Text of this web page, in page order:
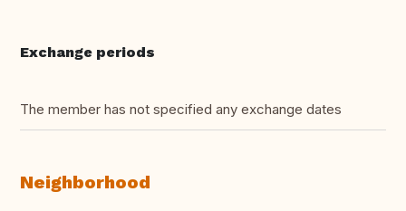
Exchange periods
The member has not specified any exchange dates
Neighborhood